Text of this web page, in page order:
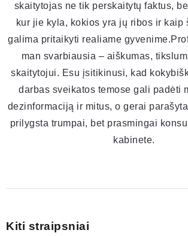
skaitytojas ne tik perskaitytų faktus,
kur jie kyla, kokios yra jų ribos ir kaip
galima pritaikyti realiame
man svarbiausia – aiškumas,
skaitytojui. Esu įsitikinusi, kad
darbas sveikatos temose gali padėti
dezinformaciją ir mitus, o gerai
prilygsta trumpai, bet prasmingai
kabinete.
Kiti straipsniai